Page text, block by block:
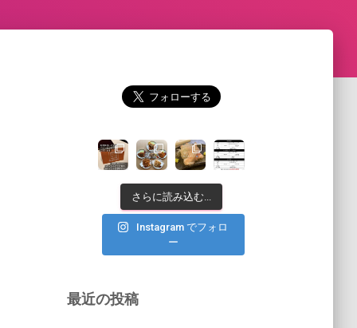
さらに読み込む...
Instagram でフォロ
ー
最近の投稿